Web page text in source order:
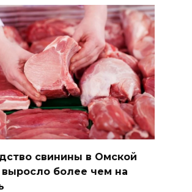
свинины в Омской
выросло более чем на